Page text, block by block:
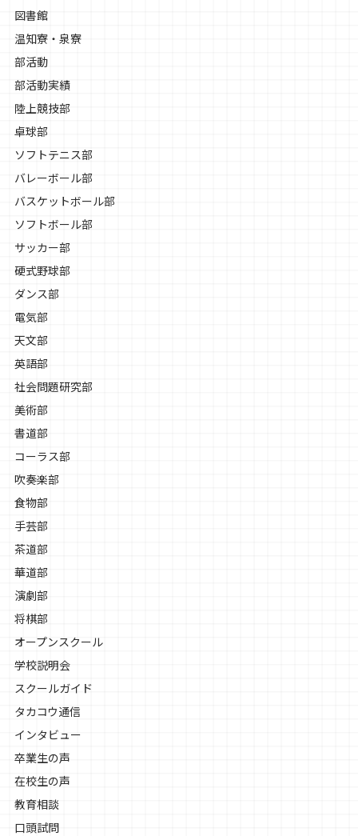
図書館
温知寮・泉寮
部活動
部活動実績
陸上競技部
卓球部
ソフトテニス部
バレーボール部
バスケットボール部
ソフトボール部
サッカー部
硬式野球部
ダンス部
電気部
天文部
英語部
社会問題研究部
美術部
書道部
コーラス部
吹奏楽部
食物部
手芸部
茶道部
華道部
演劇部
将棋部
オープンスクール
学校説明会
スクールガイド
タカコウ通信
インタビュー
卒業生の声
在校生の声
教育相談
口頭試問